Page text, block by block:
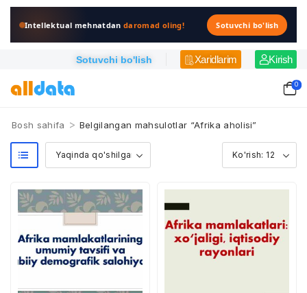
Intellektual mehnatdandaromad oling! Sotuvchi bo'lish
Sotuvchi bo'lish Xaridlarim Kirish
0
Bosh sahifa > Belgilangan mahsulotlar “Afrika aholisi”